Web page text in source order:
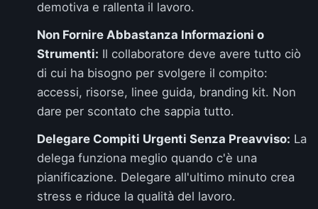
demotiva e rallenta il lavoro.
Non Fornire Abbastanza Informazioni o
Strumenti: Il collaboratore deve avere tutto ciò
di cui ha bisogno per svolgere il compito:
accessi, risorse, linee guida, branding kit. Non
dare per scontato che sappia tutto.
Delegare Compiti Urgenti Senza Preavviso: La
delega funziona meglio quando c'è una
pianificazione. Delegare all'ultimo minuto crea
stress e riduce la qualità del lavoro.